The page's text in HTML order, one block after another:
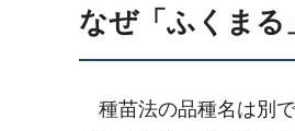
なぜ「ふくま
種苗法の品種名は別